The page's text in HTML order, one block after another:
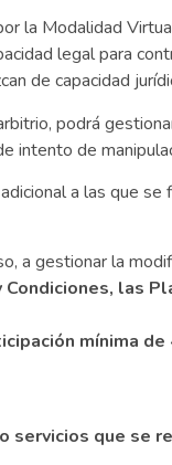
la Modalidad
legal para
de capacidad
podrá
intento de
a las que
a gestionar la
las
mínima
servicios que se